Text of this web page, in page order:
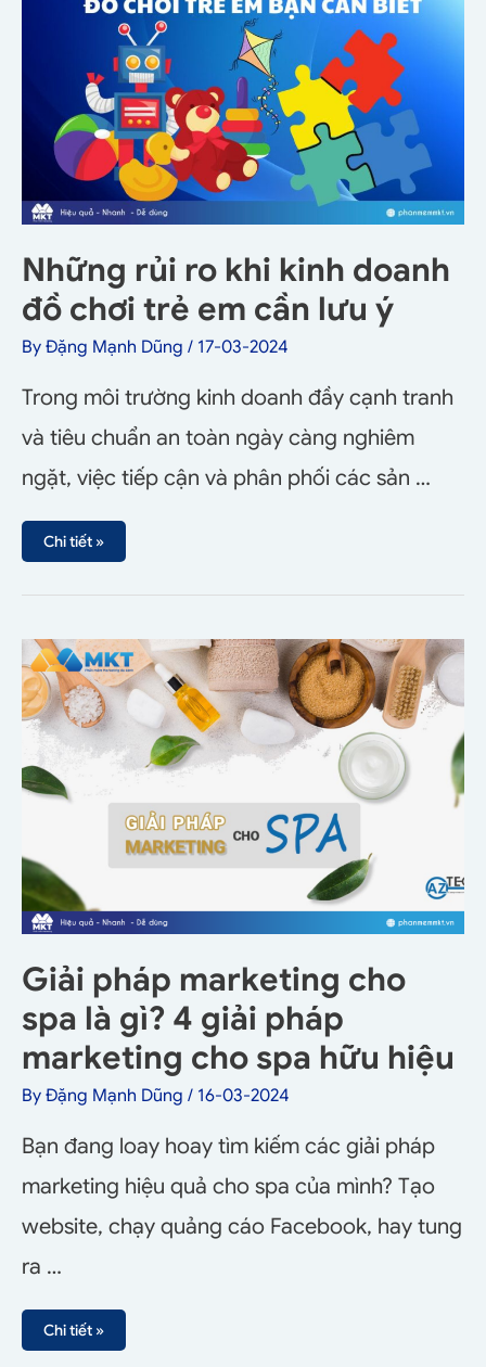
Những rủi ro khi kinh doanh
đồ chơi trẻ em cần lưu ý
By Đặng Mạnh Dũng / 17-03-2024
Trong môi trường kinh doanh đầy cạnh tranh
và tiêu chuẩn an toàn ngày càng nghiêm
ngặt, việc tiếp cận và phân phối các sản …
Chi tiết »
Giải pháp marketing cho
spa là gì? 4 giải pháp
marketing cho spa hữu hiệu
By Đặng Mạnh Dũng / 16-03-2024
Bạn đang loay hoay tìm kiếm các giải pháp
marketing hiệu quả cho spa của mình? Tạo
website, chạy quảng cáo Facebook, hay tung
ra …
Chi tiết »